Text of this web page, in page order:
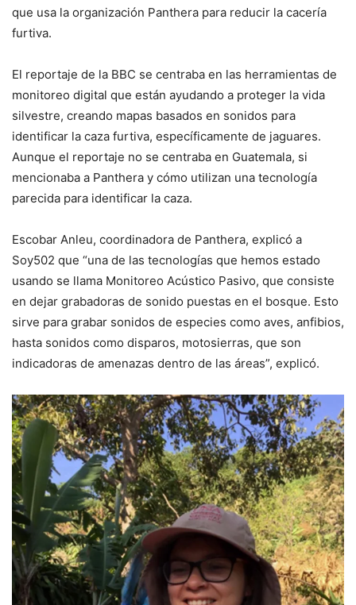
que usa la organización Panthera para reducir la cacería
furtiva.
El reportaje de la BBC se centraba en las herramientas de
monitoreo digital que están ayudando a proteger la vida
silvestre, creando mapas basados en sonidos para
identificar la caza furtiva, específicamente de jaguares.
Aunque el reportaje no se centraba en Guatemala, si
mencionaba a Panthera y cómo utilizan una tecnología
parecida para identificar la caza.
Escobar Anleu, coordinadora de Panthera, explicó a
Soy502 que “una de las tecnologías que hemos estado
usando se llama Monitoreo Acústico Pasivo, que consiste
en dejar grabadoras de sonido puestas en el bosque. Esto
sirve para grabar sonidos de especies como aves, anfibios,
hasta sonidos como disparos, motosierras, que son
indicadoras de amenazas dentro de las áreas”, explicó.